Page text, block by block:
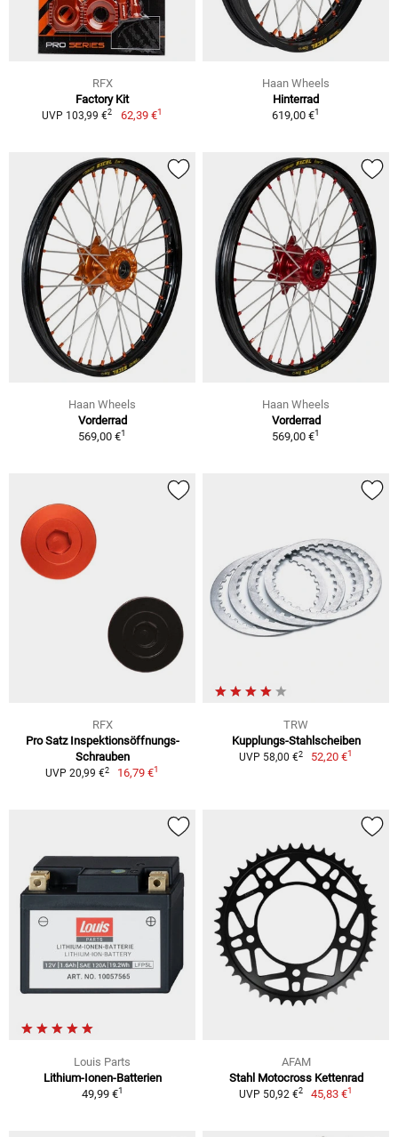
RFX
Factory Kit
UVP 103,99 €2 62,39 €1
Haan Wheels
Hinterrad
619,00 €1
Haan Wheels
Vorderrad
569,00 €1
Haan Wheels
Vorderrad
569,00 €1
RFX
Pro Satz Inspektionsöffnungs-
Schrauben
UVP 20,99 €2 16,79 €1
TRW
Kupplungs-Stahlscheiben
UVP 58,00 €2 52,20 €1
Louis Parts
Lithium-Ionen-Batterien
49,99 €1
AFAM
Stahl Motocross Kettenrad
UVP 50,92 €2 45,83 €1